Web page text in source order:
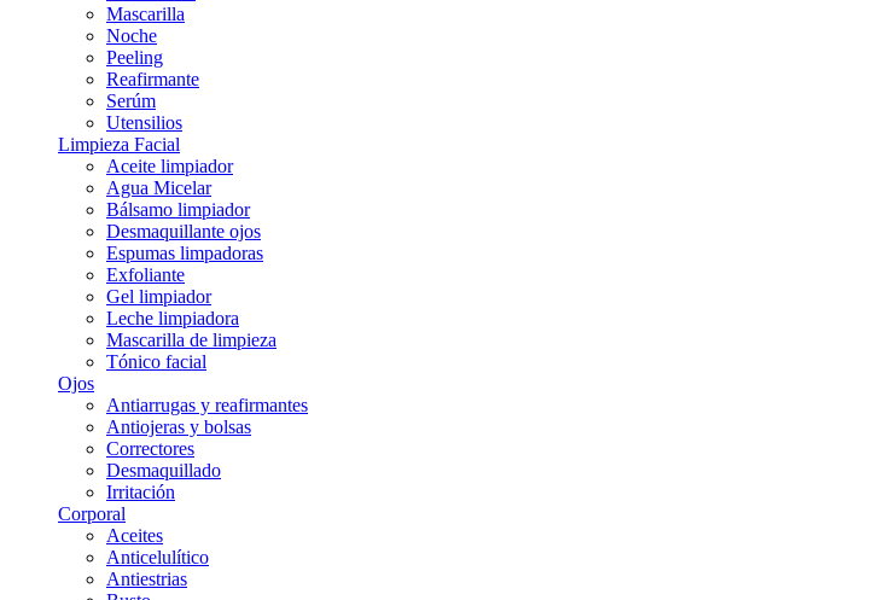
Mascarilla
Noche
Peeling
Reafirmante
Serúm
Utensilios
Limpieza Facial
Aceite limpiador
Agua Micelar
Bálsamo limpiador
Desmaquillante ojos
Espumas limpadoras
Exfoliante
Gel limpiador
Leche limpiadora
Mascarilla de limpieza
Tónico facial
Ojos
Antiarrugas y reafirmantes
Antiojeras y bolsas
Correctores
Desmaquillado
Irritación
Corporal
Aceites
Anticelulítico
Antiestrias